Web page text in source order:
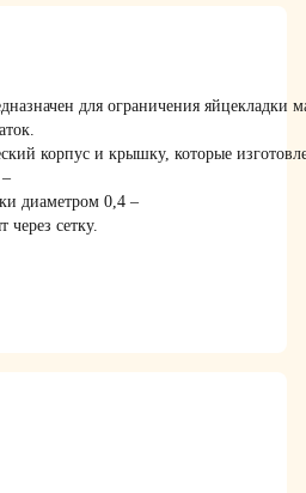
для ограничения яйцекладки
корпус и крышку, которые
диаметром 0,4 –
сетку.